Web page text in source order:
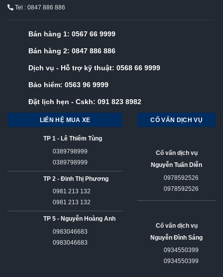
Tel : 0847 886 886
Bán hàng 1: 0567 66 9999
Bán hàng 2: 0847 886 886
Dịch vụ - Hỗ trợ kỹ thuật: 0568 66 9999
Bảo hiểm: 0563 96 9999
Đặt lịch hẹn - Cskh: 091 823 8982
LIÊN HỆ MUA XE
TP 1 - Lê Thiêm Tùng
0389798999
0389798999
TP 2 - Đinh Thị Phương
0981 213 132
0981 213 132
TP 5 - Nguyễn Hoàng Anh
0983046683
0983046683
CỐ VẤN DỊCH VỤ
Cố vấn dịch vụ
Nguyễn Tuấn Diễn
0978592526
0978592526
Cố vấn dịch vụ
Nguyễn Đình Sáng
0934550399
0934550399